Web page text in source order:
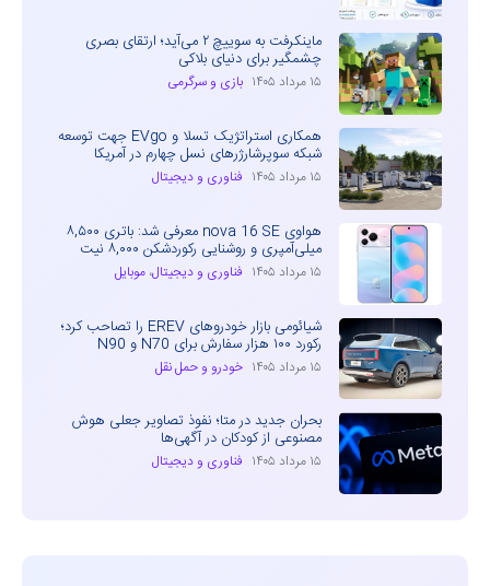
ماینکرفت به سوییچ ۲ می‌آید؛ ارتقای بصری
چشمگیر برای دنیای بلاکی
۱۵ مرداد ۱۴۰۵ بازی و سرگرمی
همکاری استراتژیک تسلا و EVgo جهت توسعه
شبکه سوپرشارژرهای نسل چهارم در آمریکا
۱۵ مرداد ۱۴۰۵ فناوری و دیجیتال
هواوی nova 16 SE معرفی شد: باتری ۸,۵۰۰
میلی‌آمپری و روشنایی رکوردشکن ۸,۰۰۰ نیت
۱۵ مرداد ۱۴۰۵ فناوری و دیجیتال، موبایل
شیائومی بازار خودروهای EREV را تصاحب کرد؛
رکورد ۱۰۰ هزار سفارش برای N70 و N90
۱۵ مرداد ۱۴۰۵ خودرو و حمل نقل
بحران جدید در متا؛ نفوذ تصاویر جعلی هوش
مصنوعی از کودکان در آگهی‌ها
۱۵ مرداد ۱۴۰۵ فناوری و دیجیتال